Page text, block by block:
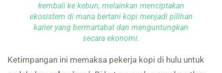
kembali ke kebun, melainkan menciptakan
ekosistem di mana bertani kopi menjadi pilihan
karier yang bermartabat dan menguntungkan
secara ekonomi.
Ketimpangan ini memaksa pekerja kopi di hulu untuk